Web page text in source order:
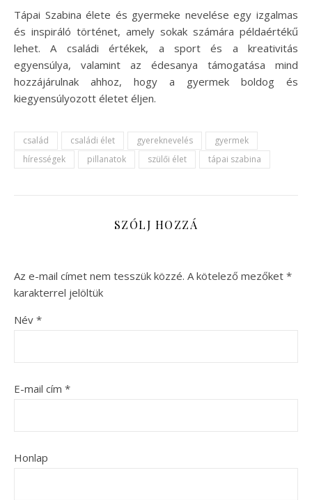
Tápai Szabina élete és gyermeke nevelése egy izgalmas
és inspiráló történet, amely sokak számára példaértékű
lehet. A családi értékek, a sport és a kreativitás
egyensúlya, valamint az édesanya támogatása mind
hozzájárulnak ahhoz, hogy a gyermek boldog és
kiegyensúlyozott életet éljen.
család családi élet gyereknevelés
gyermek
hírességek
pillanatok szülői élet tápai szabina
SZÓLJ HOZZÁ
Az e-mail címet nem tesszük közzé. A kötelező mezőket *
karakterrel jelöltük
Név *
E-mail cím *
Honlap